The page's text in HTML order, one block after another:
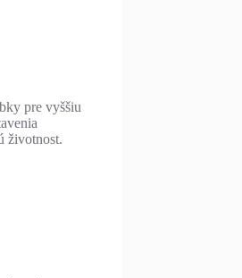
pre vyššiu
životnost.